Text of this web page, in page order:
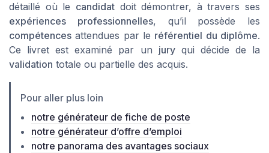
détaillé où le candidatdoit démontrer, à travers ses
expériences professionnelles, qu’il possède les
compétences attendues par le référentiel du diplôme.
Ce livret est examiné par un juryqui décide de la
validation totale ou partielle des acquis.
Pour aller plus loin
notre générateur de fiche de poste
notre générateur d’offre d’emploi
notre panorama des avantages sociaux